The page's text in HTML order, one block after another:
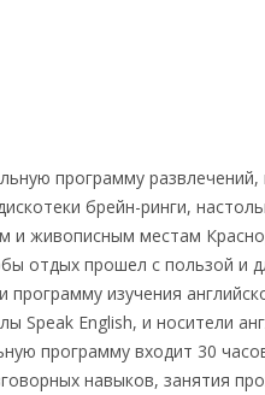
программу
брейн-ринги,
и живописным местам
отдых прошел с пользой и
изучения
Speak English, и носители
программу входит 30
навыков, занятия